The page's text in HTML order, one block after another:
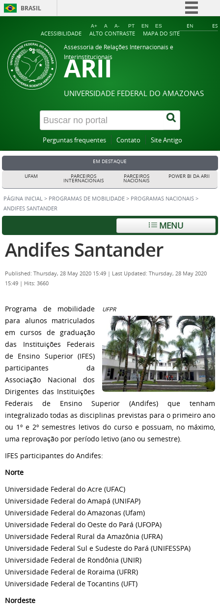
BRASIL
Simplifique!
EN ES
ACESSIBILIDADE ALTO CONTRASTE MAPA DO SITE
A+ A A- PT EN ES
Assessoria de Relações Internacionais e
Interinstitucionais
ARII
UNIVERSIDADE FEDERAL DO AMAZONAS
Perguntas frequentes Contato Site Antigo
EM DESTAQUE
UFAM PARCEIROS
INTERNACIONAIS
PARCEIROS
NACIONAIS
POWER BI DA ARII
PÁGINA INICIAL > PROGRAMAS DE MOBILIDADE > PROGRAMAS NACIONAIS >
ANDIFES SANTANDER
MENU
Andifes Santander
Published: Thursday, 28 May 2020 15:49 | Last Updated: Thursday, 28 May 2020
15:49 | Hits: 3660
UFPR
Programa de mobilidade
para alunos matriculados
em cursos de graduação
das Instituições Federais
de Ensino Superior (IFES)
participantes da
Associação Nacional dos
Dirigentes das Instituições
Federais de Ensino Superior (Andifes) que tenham
integralizado todas as disciplinas previstas para o primeiro ano
ou 1º e 2º semestres letivos do curso e possuam, no máximo,
uma reprovação por período letivo (ano ou semestre).
IFES participantes do Andifes:
Norte
Universidade Federal do Acre (UFAC)
Universidade Federal do Amapá (UNIFAP)
Universidade Federal do Amazonas (Ufam)
Universidade Federal do Oeste do Pará (UFOPA)
Universidade Federal Rural da Amazônia (UFRA)
Universidade Federal Sul e Sudeste do Pará (UNIFESSPA)
Universidade Federal de Rondônia (UNIR)
Universidade Federal de Roraima (UFRR)
Universidade Federal de Tocantins (UFT)
Nordeste